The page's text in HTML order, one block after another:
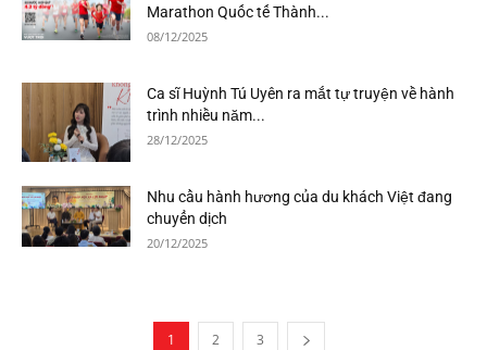
Marathon Quốc tế Thành...
08/12/2025
Ca sĩ Huỳnh Tú Uyên ra mắt tự truyện về hành
trình nhiều năm...
28/12/2025
Nhu cầu hành hương của du khách Việt đang
chuyển dịch
20/12/2025
1 2 3